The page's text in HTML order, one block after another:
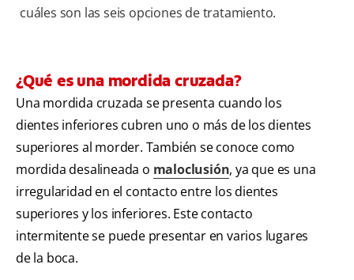
cuáles son las seis opciones de tratamiento.
¿Qué es una mordida cruzada?
Una mordida cruzada se presenta cuando los
dientes inferiores cubren uno o más de los dientes
superiores al morder. También se conoce como
mordida desalineada o maloclusión, ya que es una
irregularidad en el contacto entre los dientes
superiores y los inferiores. Este contacto
intermitente se puede presentar en varios lugares
de la boca.